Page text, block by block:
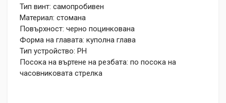
Тип винт: самопробивен
Материал: стомана
Повърхност: черно поцинкована
Форма на главата: куполна глава
Тип устройство: PH
Посока на въртене на резбата: по посока на
часовниковата стрелка